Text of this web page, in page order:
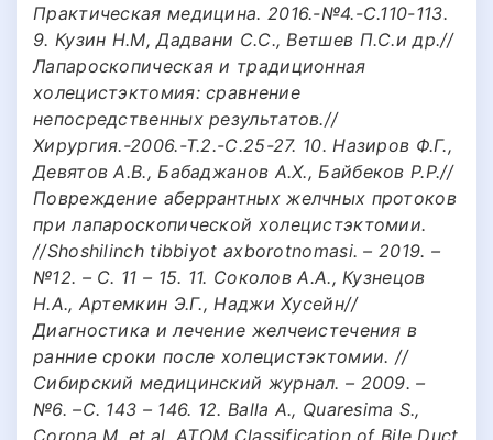
Практическая медицина. 2016.-№4.-С.110-113.
9. Кузин Н.М, Дадвани С.С., Ветшев П.С.и др.//
Лапароскопическая и традиционная
холецистэктомия: сравнение
непосредственных результатов.//
Хирургия.-2006.-Т.2.-С.25-27. 10. Назиров Ф.Г.,
Девятов А.В., Бабаджанов А.Х., Байбеков Р.Р.//
Повреждение аберрантных желчных протоков
при лапароскопической холецистэктомии.
//Shoshilinch tibbiyot axborotnomasi. – 2019. –
№12. – С. 11 – 15. 11. Соколов А.А., Кузнецов
Н.А., Артемкин Э.Г., Наджи Хусейн//
Диагностика и лечение желчеистечения в
ранние сроки после холецистэктомии. //
Сибирский медицинский журнал. – 2009. –
№6. –С. 143 – 146. 12. Balla A., Quaresima S.,
Corona M. et.al. ATOM Classification of Bile Duct